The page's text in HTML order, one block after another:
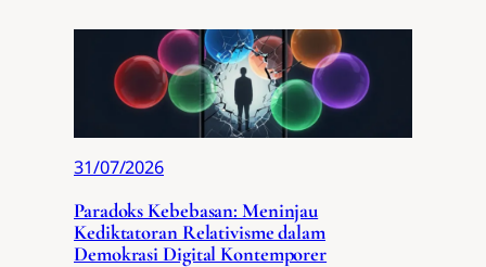
31/07/2026
Paradoks Kebebasan: Meninjau
Kediktatoran Relativisme dalam
Demokrasi Digital Kontemporer